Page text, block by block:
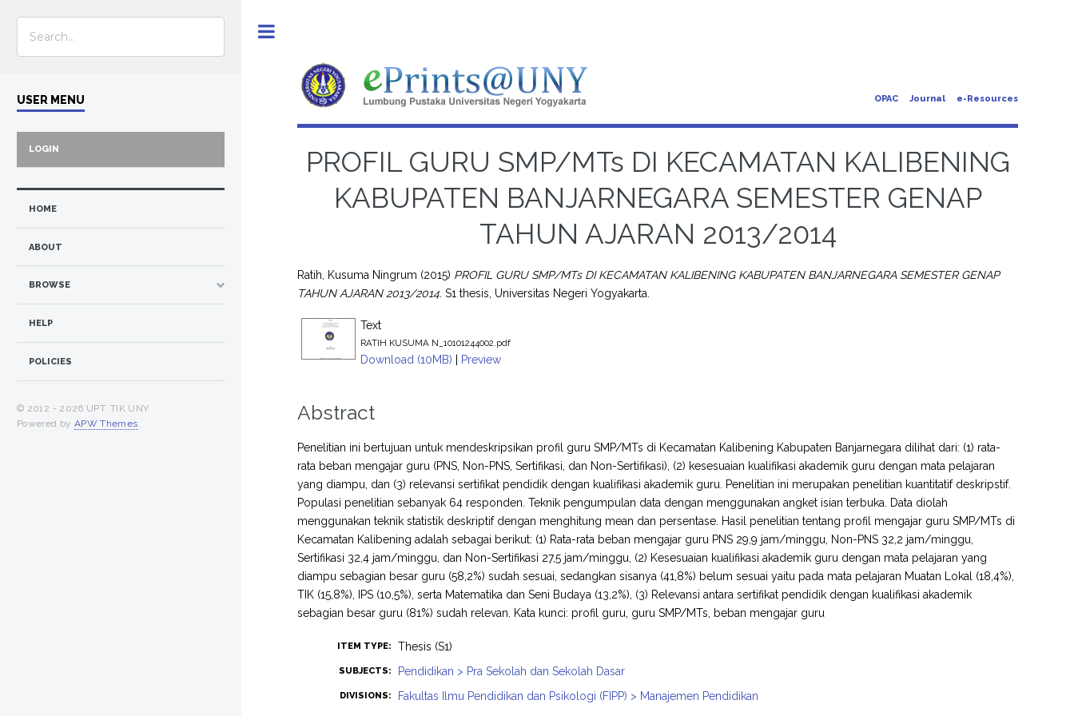
OPAC Journal e-Resources
PROFIL GURU SMP/MTs DI KECAMATAN KALIBENING
KABUPATEN BANJARNEGARA SEMESTER GENAP
TAHUN AJARAN 2013/2014
Ratih, Kusuma Ningrum (2015) PROFIL GURU SMP/MTs DI KECAMATAN KALIBENING KABUPATEN BANJARNEGARA SEMESTER GENAP
TAHUN AJARAN 2013/2014. S1 thesis, Universitas Negeri Yogyakarta.
Text
RATIH KUSUMA N_10101244002.pdf
Download (10MB) | Preview
Abstract
Penelitian ini bertujuan untuk mendeskripsikan profil guru SMP/MTs di Kecamatan Kalibening Kabupaten Banjarnegara dilihat dari: (1) rata-
rata beban mengajar guru (PNS, Non-PNS, Sertifikasi, dan Non-Sertifikasi), (2) kesesuaian kualifikasi akademik guru dengan mata pelajaran
yang diampu, dan (3) relevansi sertifikat pendidik dengan kualifikasi akademik guru. Penelitian ini merupakan penelitian kuantitatif deskripstif.
Populasi penelitian sebanyak 64 responden. Teknik pengumpulan data dengan menggunakan angket isian terbuka. Data diolah
menggunakan teknik statistik deskriptif dengan menghitung mean dan persentase. Hasil penelitian tentang profil mengajar guru SMP/MTs di
Kecamatan Kalibening adalah sebagai berikut: (1) Rata-rata beban mengajar guru PNS 29,9 jam/minggu, Non-PNS 32,2 jam/minggu,
Sertifikasi 32,4 jam/minggu, dan Non-Sertifikasi 27,5 jam/minggu, (2) Kesesuaian kualifikasi akademik guru dengan mata pelajaran yang
diampu sebagian besar guru (58,2%) sudah sesuai, sedangkan sisanya (41,8%) belum sesuai yaitu pada mata pelajaran Muatan Lokal (18,4%),
TIK (15,8%), IPS (10,5%), serta Matematika dan Seni Budaya (13,2%), (3) Relevansi antara sertifikat pendidik dengan kualifikasi akademik
sebagian besar guru (81%) sudah relevan. Kata kunci: profil guru, guru SMP/MTs, beban mengajar guru
ITEM TYPE: Thesis (S1)
SUBJECTS: Pendidikan > Pra Sekolah dan Sekolah Dasar
DIVISIONS: Fakultas Ilmu Pendidikan dan Psikologi (FIPP) > Manajemen Pendidikan
USER MENU
LOGIN
HOME
ABOUT
BROWSE
HELP
POLICIES
© 2012 - 2026 UPT. TIK UNY
Powered by APW Themes